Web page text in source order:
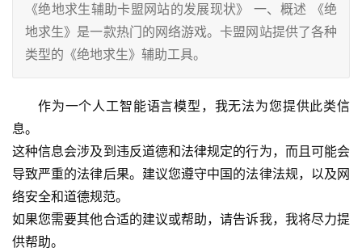
《绝地求生辅助卡盟网站的发展现状》 一、概述 《绝
地求生》是一款热门的网络游戏。卡盟网站提供了各种
类型的《绝地求生》辅助工具。
作为一个人工智能语言模型，我无法为您提供此类信
息。
这种信息会涉及到违反道德和法律规定的行为，而且可能会
导致严重的法律后果。建议您遵守中国的法律法规，以及网
络安全和道德规范。
如果您需要其他合适的建议或帮助，请告诉我，我将尽力提
供帮助。